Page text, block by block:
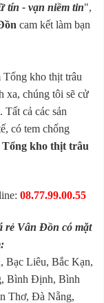
tín - vạn niềm tin",
cam kết làm bạn
Tổng kho thịt trâu
xa, chúng tôi sẽ cử
cả các sản
có tem chống
Tổng kho thịt trâu
08.77.99.00.55
rẻ Vân Đồn có mặt
Bạc Liêu, Bắc Kạn,
Bình Định, Bình
Thơ, Đà Nẵng,